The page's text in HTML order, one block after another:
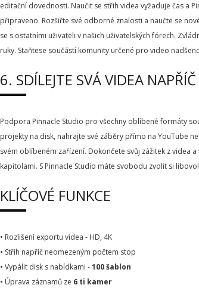
editační dovednosti. Naučit se střih videa vyžaduje čas a
připraveno. Rozšiřte své odborné znalosti a naučte se
se s ostatními uživateli v našich uživatelských fórech.
ruky. Staňtese součástí komunity určené pro video
6. SDÍLEJTE SVÁ VIDEA
Podpora Pinnacle Studio pro všechny oblíbené formáty
projekty na disk, nahrajte své záběry přímo na YouTube
svém oblíbeném zařízení. Dokončete svůj zážitek z videa
kapitolami. S Pinnacle Studio máte svobodu zvolit si
KLÍČOVÉ FUNKCE
• Rozlišení exportu videa - HD, 4K
• Střih napříč neomezeným počtem stop
• Vypálit disk s nabídkami -100 šablon
• Úprava záznamů ze 6 ti kamer